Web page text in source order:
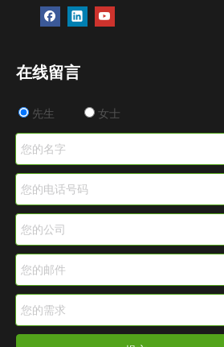
在线留言
先生 女士